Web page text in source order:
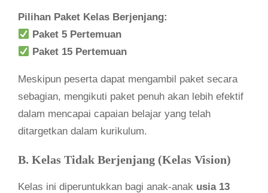
Pilihan Paket Kelas Berjenjang:
Paket 5 Pertemuan
Paket 15 Pertemuan
Meskipun peserta dapat mengambil paket secara
sebagian, mengikuti paket penuh akan lebih efektif
dalam mencapai capaian belajar yang telah
ditargetkan dalam kurikulum.
B. Kelas Tidak Berjenjang (Kelas Vision)
Kelas ini diperuntukkan bagi anak-anak usia 13